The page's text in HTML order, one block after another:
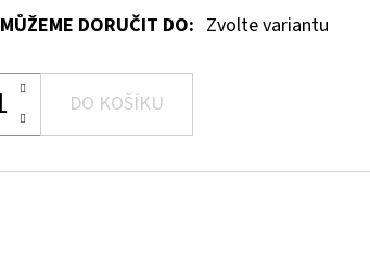
MŮŽEME DORUČIT DO: Zvolte variantu
DO KOŠÍKU